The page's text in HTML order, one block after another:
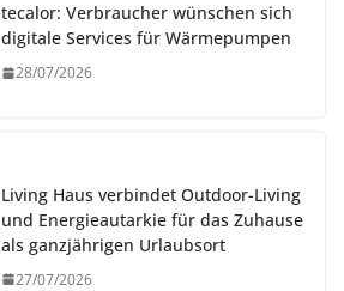
tecalor: Verbraucher wünschen sich
digitale Services für Wärmepumpen
28/07/2026
Living Haus verbindet Outdoor-Living
und Energieautarkie für das Zuhause
als ganzjährigen Urlaubsort
27/07/2026